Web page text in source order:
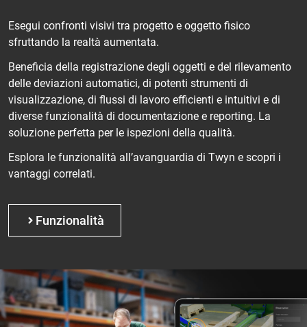
Esegui confronti visivi tra progetto e oggetto fisico
sfruttando la realtà aumentata.
Beneficia della registrazione degli oggetti e del rilevamento
delle deviazioni automatici, di potenti strumenti di
visualizzazione, di flussi di lavoro efficienti e intuitivi e di
diverse funzionalità di documentazione e reporting. La
soluzione perfetta per le ispezioni della qualità.
Esplora le funzionalità all’avanguardia di Twyn e scopri i
vantaggi correlati.
Funzionalità